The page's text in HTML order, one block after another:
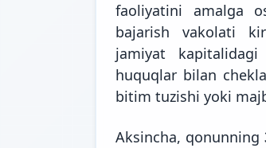
faoliyatini amalga
bajarish vakolati
jamiyat
huquqlar bilan
bitim tuzishi yoki
Aksincha, qonunning